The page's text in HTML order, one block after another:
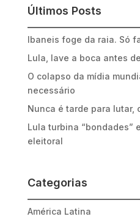
Últimos Posts
Ibaneis foge da raia. Só
Lula, lave a boca antes
O colapso da mídia
necessário
Nunca é tarde para lutar,
Lula turbina “bondades”
eleitoral
Categorias
América Latina